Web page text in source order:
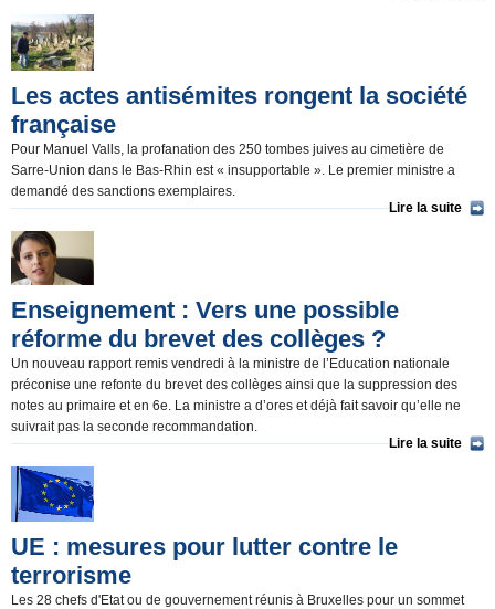
Les actes antisémites rongent la société
française
Pour Manuel Valls, la profanation des 250 tombes juives au cimetière de
Sarre-Union dans le Bas-Rhin est « insupportable ». Le premier ministre a
demandé des sanctions exemplaires.
Lire la suite
Enseignement : Vers une possible
réforme du brevet des collèges ?
Un nouveau rapport remis vendredi à la ministre de l’Education nationale
préconise une refonte du brevet des collèges ainsi que la suppression des
notes au primaire et en 6e. La ministre a d’ores et déjà fait savoir qu’elle ne
suivrait pas la seconde recommandation.
Lire la suite
UE : mesures pour lutter contre le
terrorisme
Les 28 chefs d'Etat ou de gouvernement réunis à Bruxelles pour un sommet